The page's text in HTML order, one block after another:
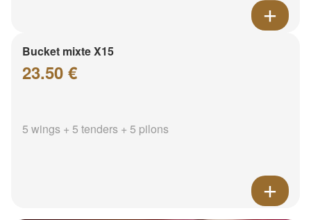
Bucket mixte X15
23.50 €
5 wings + 5 tenders + 5 pilons